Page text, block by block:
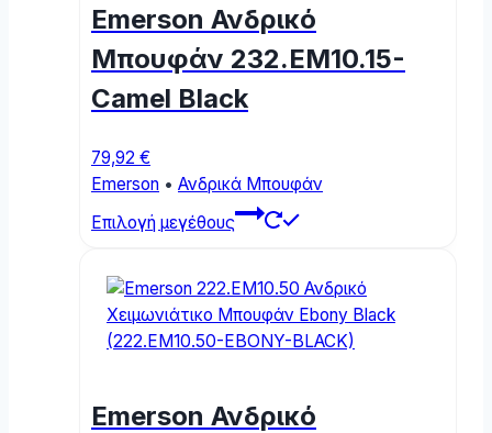
Emerson Ανδρικό
Μπουφάν 232.EM10.15-
Camel Black
79,92 €
Emerson • Ανδρικά Μπουφάν
Επιλογή μεγέθους
multiple
variants.
The
be
Emerson Ανδρικό